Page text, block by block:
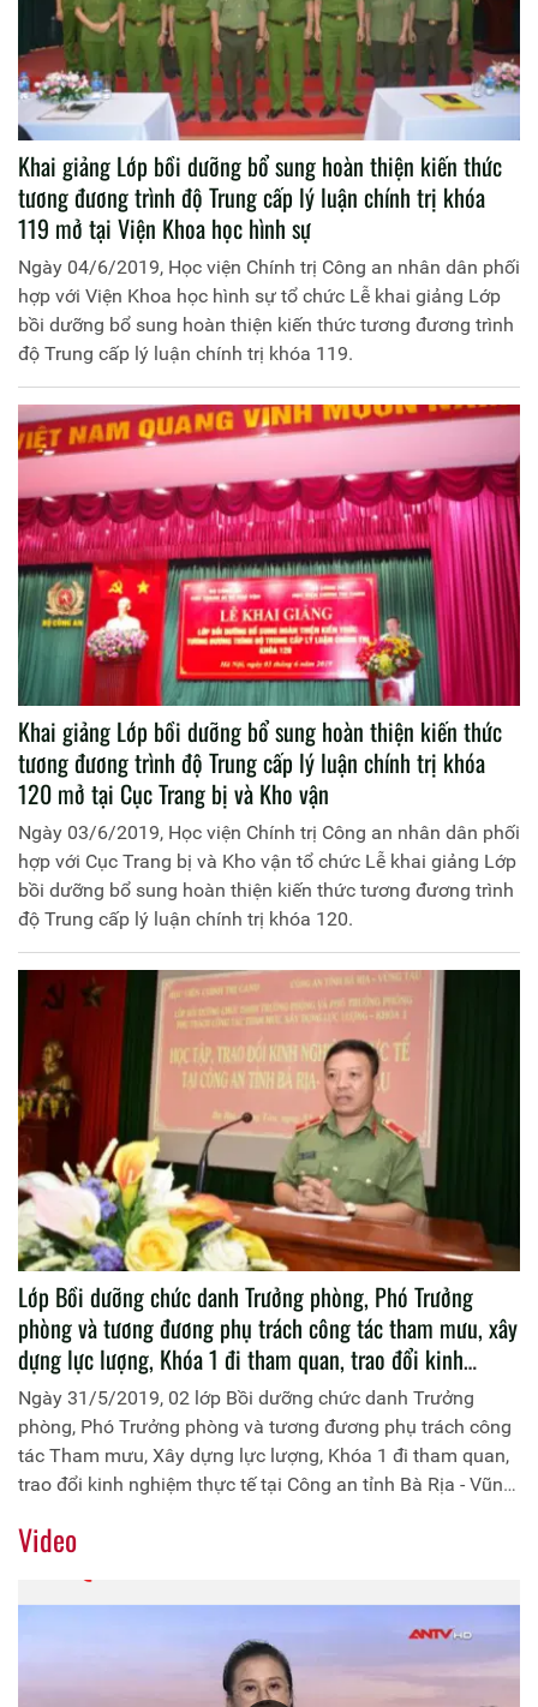
Khai giảng Lớp bồi dưỡng bổ sung hoàn thiện kiến thức
tương đương trình độ Trung cấp lý luận chính trị khóa
119 mở tại Viện Khoa học hình sự
Ngày 04/6/2019, Học viện Chính trị Công an nhân dân phối
hợp với Viện Khoa học hình sự tổ chức Lễ khai giảng Lớp
bồi dưỡng bổ sung hoàn thiện kiến thức tương đương trình
độ Trung cấp lý luận chính trị khóa 119.
Khai giảng Lớp bồi dưỡng bổ sung hoàn thiện kiến thức
tương đương trình độ Trung cấp lý luận chính trị khóa
120 mở tại Cục Trang bị và Kho vận
Ngày 03/6/2019, Học viện Chính trị Công an nhân dân phối
hợp với Cục Trang bị và Kho vận tổ chức Lễ khai giảng Lớp
bồi dưỡng bổ sung hoàn thiện kiến thức tương đương trình
độ Trung cấp lý luận chính trị khóa 120.
Lớp Bồi dưỡng chức danh Trưởng phòng, Phó Trưởng
phòng và tương đương phụ trách công tác tham mưu, xây
dựng lực lượng, Khóa 1 đi tham quan, trao đổi kinh
nghiệm thực tế tại Công an tỉnh Bà Rịa - Vũng Tàu
Ngày 31/5/2019, 02 lớp Bồi dưỡng chức danh Trưởng
phòng, Phó Trưởng phòng và tương đương phụ trách công
tác Tham mưu, Xây dựng lực lượng, Khóa 1 đi tham quan,
trao đổi kinh nghiệm thực tế tại Công an tỉnh Bà Rịa - Vũng
Giám đốc Học viện Chính trị CAND làm Trưởng đoàn.
Video